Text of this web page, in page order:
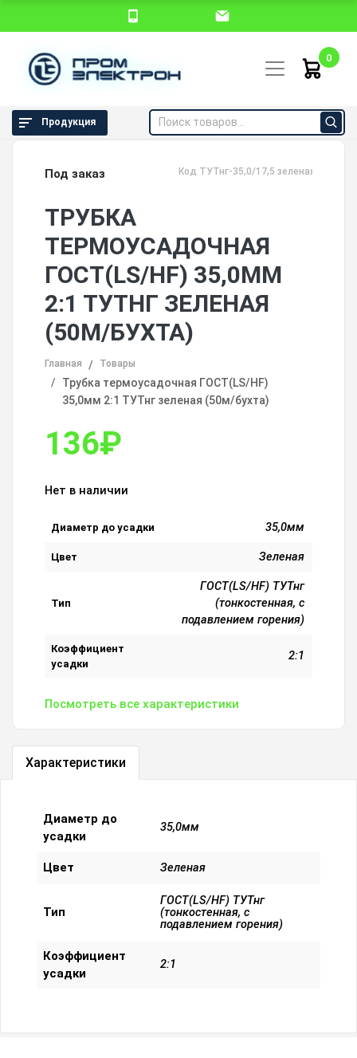
0
Продукция
Под заказ Код ТУТнг-35,0/17,5 зеленая
ТРУБКА
ТЕРМОУСАДОЧНАЯ
ГОСТ(LS/HF) 35,0ММ
2:1 ТУТНГ ЗЕЛЕНАЯ
(50М/БУХТА)
Главная Товары
Трубка термоусадочная ГОСТ(LS/HF)
35,0мм 2:1 ТУТнг зеленая (50м/бухта)
136₽
Нет в наличии
Диаметр до усадки 35,0мм
Цвет Зеленая
Тип
ГОСТ(LS/HF) ТУТнг
(тонкостенная, с
подавлением горения)
Коэффициент
усадки
2:1
Посмотреть все характеристики
Характеристики
Диаметр до
усадки
35,0мм
Цвет Зеленая
Тип
ГОСТ(LS/HF) ТУТнг
(тонкостенная, с
подавлением горения)
Коэффициент
усадки
2:1